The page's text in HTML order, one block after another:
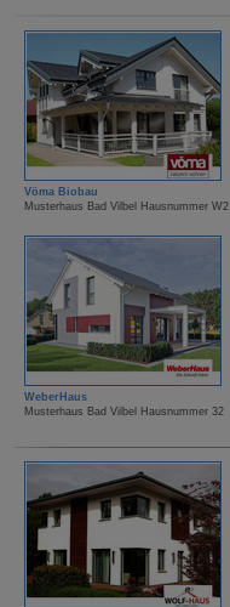
Vöma Biobau
Musterhaus Bad Vilbel Hausnummer W2
WeberHaus
Musterhaus Bad Vilbel Hausnummer 32